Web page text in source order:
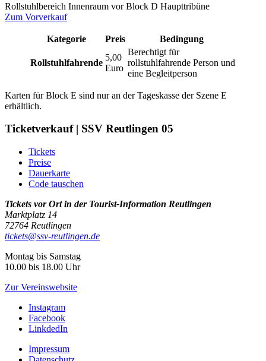
Rollstuhlbereich Innenraum vor Block D Haupttribüne
Zum Vorverkauf
Kategorie Preis Bedingung
Rollstuhlfahrende
5,00
Euro
Berechtigt für
rollstuhlfahrende Person und
eine Begleitperson
Karten für Block E sind nur an der Tageskasse der Szene E
erhältlich.
Ticketverkauf | SSV Reutlingen 05
Tickets
Preise
Dauerkarte
Code tauschen
Tickets vor Ort in der Tourist-Information Reutlingen
Marktplatz 14
72764 Reutlingen
tickets@ssv-reutlingen.de
Montag bis Samstag
10.00 bis 18.00 Uhr
Zur Vereinswebsite
Instagram
Facebook
LinkdedIn
Impressum